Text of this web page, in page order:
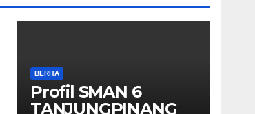
BERITA
Profil SMAN 6
TANJUNGPINANG